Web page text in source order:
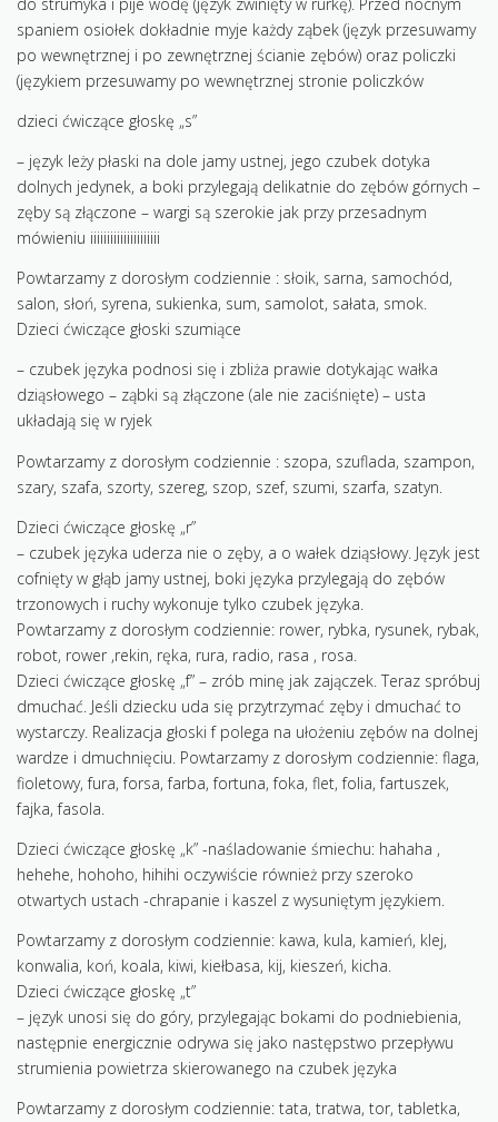
spaniem osiołek dokładnie myje każdy ząbek (język przesuwamy
po wewnętrznej i po zewnętrznej ścianie zębów) oraz policzki
(językiem przesuwamy po wewnętrznej stronie policzków
dzieci ćwiczące głoskę „s”
– język leży płaski na dole jamy ustnej, jego czubek dotyka
dolnych jedynek, a boki przylegają delikatnie do zębów górnych –
zęby są złączone – wargi są szerokie jak przy przesadnym
mówieniu iiiiiiiiiiiiiiiiiiiii
Powtarzamy z dorosłym codziennie : słoik, sarna, samochód,
salon, słoń, syrena, sukienka, sum, samolot, sałata, smok.
Dzieci ćwiczące głoski szumiące
– czubek języka podnosi się i zbliża prawie dotykając wałka
dziąsłowego – ząbki są złączone (ale nie zaciśnięte) – usta
układają się w ryjek
Powtarzamy z dorosłym codziennie : szopa, szuflada, szampon,
szary, szafa, szorty, szereg, szop, szef, szumi, szarfa, szatyn.
Dzieci ćwiczące głoskę „r”
– czubek języka uderza nie o zęby, a o wałek dziąsłowy. Język jest
cofnięty w głąb jamy ustnej, boki języka przylegają do zębów
trzonowych i ruchy wykonuje tylko czubek języka.
Powtarzamy z dorosłym codziennie: rower, rybka, rysunek, rybak,
robot, rower ,rekin, ręka, rura, radio, rasa , rosa.
Dzieci ćwiczące głoskę „f” – zrób minę jak zajączek. Teraz spróbuj
dmuchać. Jeśli dziecku uda się przytrzymać zęby i dmuchać to
wystarczy. Realizacja głoski f polega na ułożeniu zębów na dolnej
wardze i dmuchnięciu. Powtarzamy z dorosłym codziennie: flaga,
fioletowy, fura, forsa, farba, fortuna, foka, flet, folia, fartuszek,
fajka, fasola.
Dzieci ćwiczące głoskę „k” -naśladowanie śmiechu: hahaha ,
hehehe, hohoho, hihihi oczywiście również przy szeroko
otwartych ustach -chrapanie i kaszel z wysuniętym językiem.
Powtarzamy z dorosłym codziennie: kawa, kula, kamień, klej,
konwalia, koń, koala, kiwi, kiełbasa, kij, kieszeń, kicha.
Dzieci ćwiczące głoskę „t”
– język unosi się do góry, przylegając bokami do podniebienia,
następnie energicznie odrywa się jako następstwo przepływu
strumienia powietrza skierowanego na czubek języka
Powtarzamy z dorosłym codziennie: tata, tratwa, tor, tabletka,